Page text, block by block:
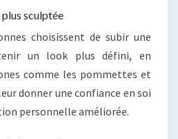
plus sculptée
choisissent de subir une
un look plus défini, en
comme les pommettes et
donner une confiance en soi
personnelle améliorée.